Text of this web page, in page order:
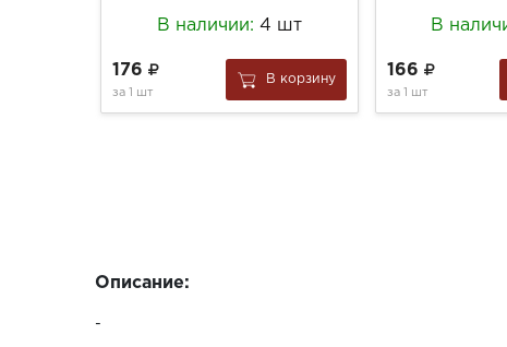
В наличии: 4 шт
176
за 1 шт
В корзину
В
166
за 1 шт
Описание:
-